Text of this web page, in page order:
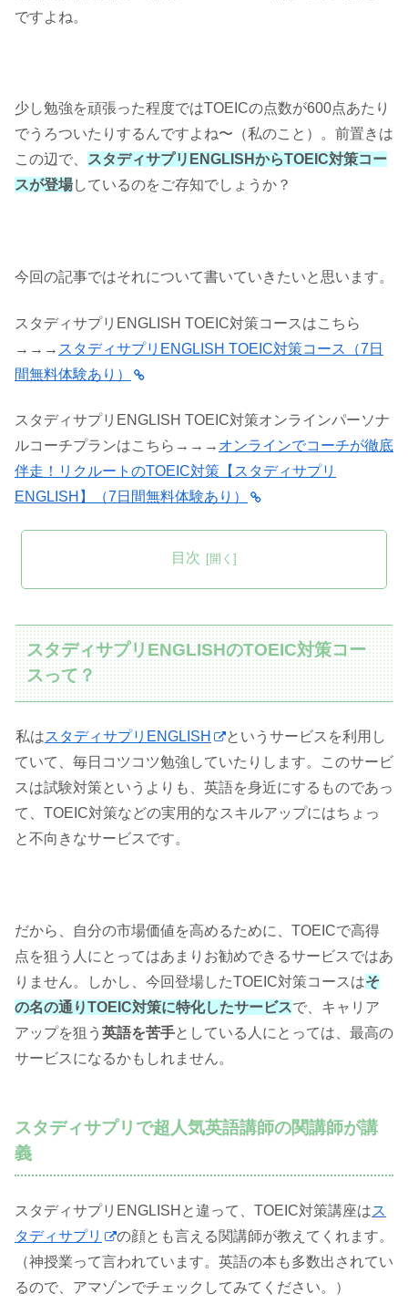
ですよね。
少し勉強を頑張った程度ではTOEICの点数が600点あたり
でうろついたりするんですよね〜（私のこと）。前置きは
この辺で、 スタディサプリENGLISHからTOEIC対策コー
スが登場しているのをご存知でしょうか？
今回の記事ではそれについて書いていきたいと思います。
スタディサプリENGLISH TOEIC対策コースはこちら
→→→ スタディサプリENGLISH TOEIC対策コース（7日
間無料体験あり）
スタディサプリENGLISH TOEIC対策オンラインパーソナ
ルコーチプランはこちら→→→ オンラインでコーチが徹底
伴走！リクルートのTOEIC対策【スタディサプリ
ENGLISH】（7日間無料体験あり）
目次
スタディサプリENGLISHのTOEIC対策コー
スって？
私はスタディサプリENGLISH
というサービスを利用し
ていて、毎日コツコツ勉強していたりします。このサービ
スは試験対策というよりも、英語を身近にするものであっ
て、TOEIC対策などの実用的なスキルアップにはちょっ
と不向きなサービスです。
だから、自分の市場価値を高めるために、TOEICで高得
点を狙う人にとってはあまりお勧めできるサービスではあ
りません。しかし、今回登場したTOEIC対策コースはそ
の名の通りTOEIC対策に特化したサービスで、キャリア
アップを狙う 英語を苦手としている人にとっては、最高の
サービスになるかもしれません。
スタディサプリで超人気英語講師の関講師が講
義
スタディサプリENGLISHと違って、TOEIC対策講座はス
タディサプリ
の顔とも言える関講師が教えてくれます。
（神授業って言われています。英語の本も多数出されてい
るので、アマゾンでチェックしてみてください。）